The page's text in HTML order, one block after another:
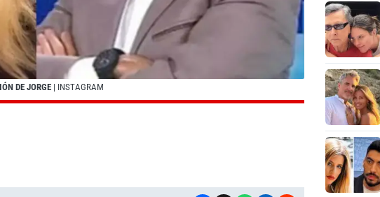
DE JORGE | INSTAGRAM